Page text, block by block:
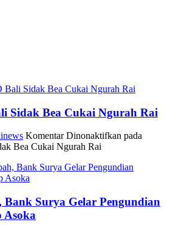
Sidak Bea Cukai Ngurah Rai
Komentar Dinonaktifkan pada
Bea Cukai Ngurah Rai
Bank Surya Gelar Pengundian
Asoka